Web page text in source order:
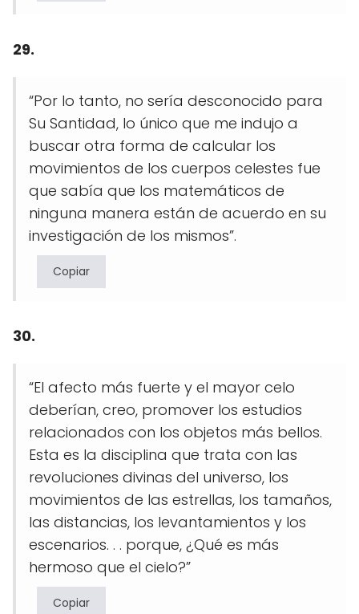
29.
“Por lo tanto, no sería desconocido para
Su Santidad, lo único que me indujo a
buscar otra forma de calcular los
movimientos de los cuerpos celestes fue
que sabía que los matemáticos de
ninguna manera están de acuerdo en su
investigación de los mismos”.
Copiar
30.
“El afecto más fuerte y el mayor celo
deberían, creo, promover los estudios
relacionados con los objetos más bellos.
Esta es la disciplina que trata con las
revoluciones divinas del universo, los
movimientos de las estrellas, los tamaños,
las distancias, los levantamientos y los
escenarios. . . porque, ¿Qué es más
hermoso que el cielo?”
Copiar